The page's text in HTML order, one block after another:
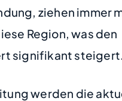
ziehen immer
Region, was den
signifikant steigert.
werden die